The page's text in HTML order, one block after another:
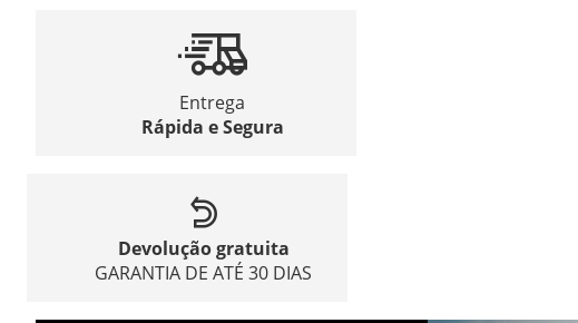
Entrega
Rápida e Segura
Devolução gratuita
GARANTIA DE ATÉ 30 DIAS